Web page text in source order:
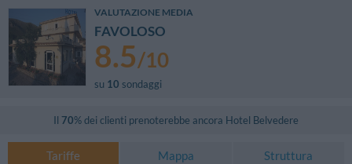
VALUTAZIONE MEDIA
FAVOLOSO
8.5/10
su 10 sondaggi
Il 70% dei clienti prenoterebbe ancora Hotel Belvedere
Tariffe Mappa Struttura